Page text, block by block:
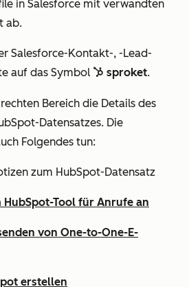
in Salesforce mit verwandten
ab.
Salesforce-Kontakt-, -Lead-
auf das Symbol sprocket sproket.
Bereich die Details des
Datensatzes. Die
Folgendes tun:
zum HubSpot-Datensatz
HubSpot-Tool für Anrufe an
von One-to-One-E-
erstellen